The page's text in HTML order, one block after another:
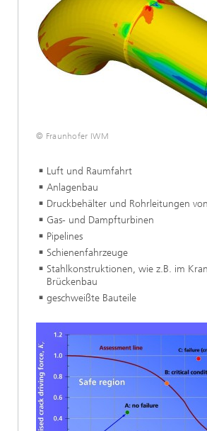
© Fraunhofer IWM
Luft und Raumfahrt
Anlagenbau
Druckbehälter und Rohrleitungen
Gas- und Dampfturbinen
Pipelines
Schienenfahrzeuge
Stahlkonstruktionen, wie z.B. im
Brückenbau
geschweißte Bauteile